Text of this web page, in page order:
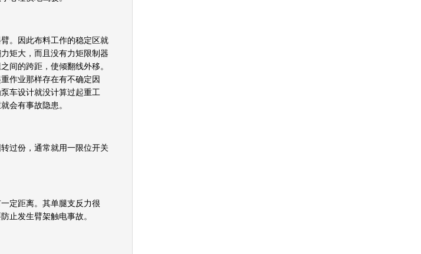
。因此布料工作的稳定区就
矩大，而且没有力矩限制器
间的跨距，使倾翻线外移。
作业那样存在有不确定因
车设计就没计算过起重工
会有事故隐患。
过份，通常就用一限位开关
定距离。其单腿支反力很
止发生臂架触电事故。